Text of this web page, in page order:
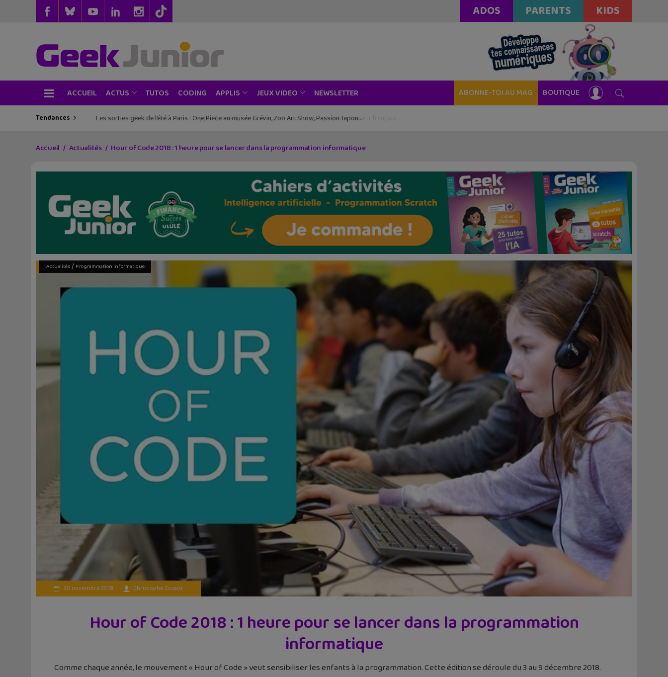
ADOS PARENTS KIDS
ACCUEIL ACTUS TUTOS CODING APPLIS JEUX VIDEO NEWSLETTER ABONNE-TOI AU MAG BOUTIQUE
Tendances Les sorties geek de l’été à Paris : One Piece au musée Grévin, Zoo Art Show, Passion Japon…
Accueil Actualités Hour of Code 2018 : 1 heure pour se lancer dans la programmation informatique
Actualités/ Programmation informatique
30 novembre 2018 Christophe Coquis
Hour of Code 2018 : 1 heure pour se lancer dans la programmation
informatique
Comme chaque année, le mouvement « Hour of Code » veut sensibiliser les enfants à la programmation. Cette édition se déroule du 3 au 9 décembre 2018.